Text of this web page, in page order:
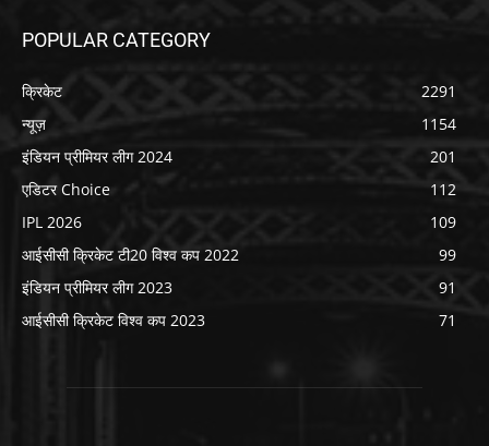
POPULAR CATEGORY
क्रिकेट
2291
न्यूज़
1154
इंडियन प्रीमियर लीग 2024
201
एडिटर Choice
112
IPL 2026
109
आईसीसी क्रिकेट टी20 विश्व कप 2022
99
इंडियन प्रीमियर लीग 2023
91
आईसीसी क्रिकेट विश्व कप 2023
71